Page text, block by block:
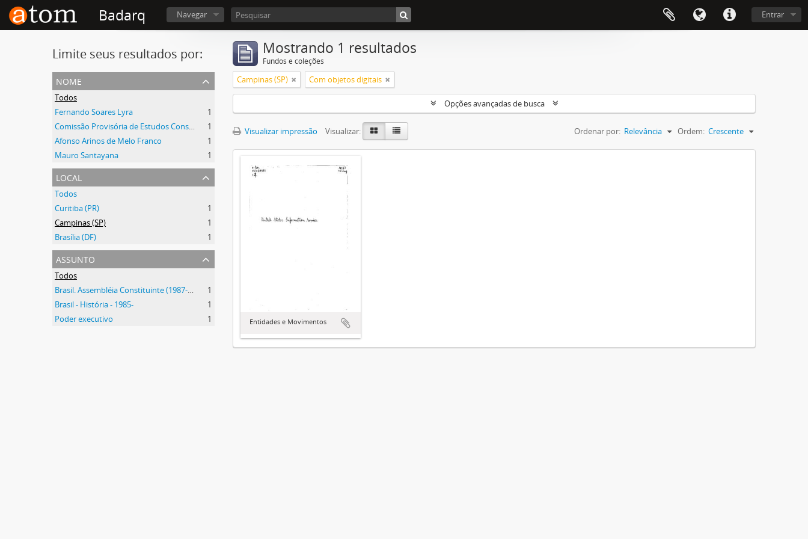
Badarq Navegar Entrar
Limite seus resultados por:
nome
Todos
Fernando Soares Lyra
1
Comissão Provisória de Estudos Constitucionais (CEC)
1
Afonso Arinos de Melo Franco
1
Mauro Santayana
1
local
Todos
Curitiba (PR)
1
Campinas (SP)
1
Brasília (DF)
1
assunto
Todos
Brasil. Assembléia Constituinte (1987-1988)
1
Brasil - História - 1985-
1
Poder executivo
1
Mostrando 1 resultados
Fundos e coleções
Campinas (SP) Com objetos digitais
Opções avançadas de busca
Visualizar impressão Visualizar: Ordenar por: Relevância Ordem: Crescente
Entidades e Movimentos